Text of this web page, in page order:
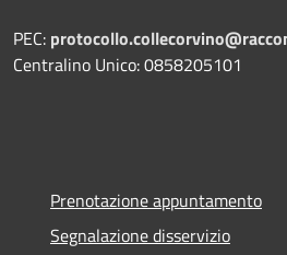
PEC:
Centralino Unico: 0858205101
Prenotazione appuntamento
Segnalazione disservizio